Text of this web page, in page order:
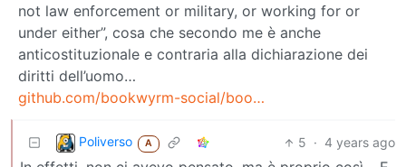
not law enforcement or military, or working for or
under either”, cosa che secondo me è anche
anticostituzionale e contraria alla dichiarazione dei
diritti dell’uomo…
github.com/bookwyrm-social/boo…
Poliverso A 5 · 4 years ago